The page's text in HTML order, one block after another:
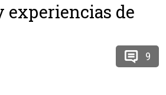
experiencias de
9